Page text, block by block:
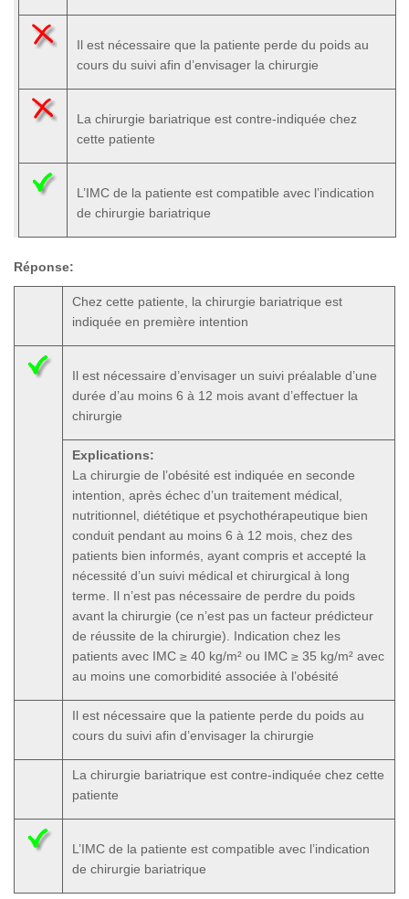
Il est nécessaire que la patiente perde du poids au
cours du suivi afin d’envisager la chirurgie
La chirurgie bariatrique est contre-indiquée chez
cette patiente
L’IMC de la patiente est compatible avec l’indication
de chirurgie bariatrique
Réponse:
Chez cette patiente, la chirurgie bariatrique est
indiquée en première intention
Il est nécessaire d’envisager un suivi préalable d’une
durée d’au moins 6 à 12 mois avant d’effectuer la
chirurgie
Explications:
La chirurgie de l’obésité est indiquée en seconde
intention, après échec d’un traitement médical,
nutritionnel, diététique et psychothérapeutique bien
conduit pendant au moins 6 à 12 mois, chez des
patients bien informés, ayant compris et accepté la
nécessité d’un suivi médical et chirurgical à long
terme. Il n’est pas nécessaire de perdre du poids
avant la chirurgie (ce n’est pas un facteur prédicteur
de réussite de la chirurgie). Indication chez les
patients avec IMC ≥ 40 kg/m² ou IMC ≥ 35 kg/m² avec
au moins une comorbidité associée à l’obésité
Il est nécessaire que la patiente perde du poids au
cours du suivi afin d’envisager la chirurgie
La chirurgie bariatrique est contre-indiquée chez cette
patiente
L’IMC de la patiente est compatible avec l’indication
de chirurgie bariatrique